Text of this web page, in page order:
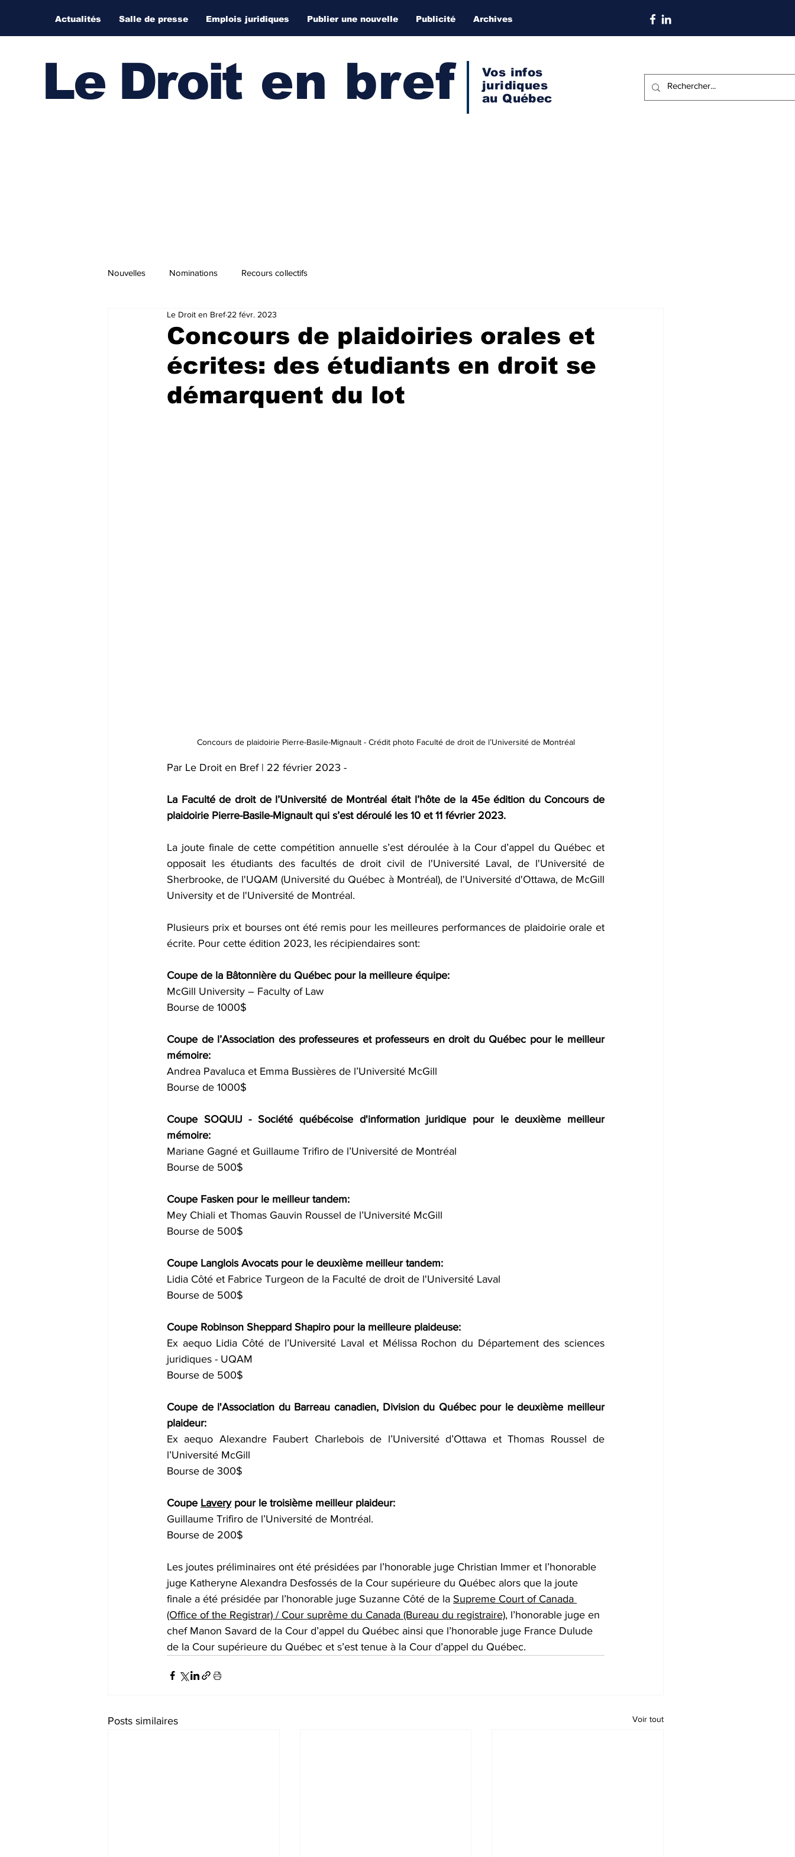
Actualités Salle de presse Emplois juridiques Publier une nouvelle Publicité Archives S'abonner aux nouvelles
Le Droit en bref
Vos infos
juridiques
au Québec
Nouvelles Nominations Recours collectifs
Concours de plaidoiries orales et
écrites: des étudiants en droit se
démarquent du lot
Le Droit en Bref 22 févr. 2023
Concours de plaidoirie Pierre-Basile-Mignault - Crédit photo Faculté de droit de l’Université de Montréal
Par Le Droit en Bref | 22 février 2023 -
La Faculté de droit de l’Université de Montréal était l’hôte de la 45e édition du Concours de
plaidoirie Pierre-Basile-Mignault qui s’est déroulé les 10 et 11 février 2023.
La joute finale de cette compétition annuelle s’est déroulée à la Cour d’appel du Québec et
opposait les étudiants des facultés de droit civil de l'Université Laval, de l'Université de
Sherbrooke, de l'UQAM (Université du Québec à Montréal), de l'Université d'Ottawa, de McGill
University et de l'Université de Montréal.
Plusieurs prix et bourses ont été remis pour les meilleures performances de plaidoirie orale et
écrite. Pour cette édition 2023, les récipiendaires sont:
Coupe de la Bâtonnière du Québec pour la meilleure équipe:
McGill University – Faculty of Law
Bourse de 1000$
Coupe de l’Association des professeures et professeurs en droit du Québec pour le meilleur
mémoire:
Andrea Pavaluca et Emma Bussières de l’Université McGill
Bourse de 1000$
Coupe SOQUIJ - Société québécoise d'information juridique pour le deuxième meilleur
mémoire:
Mariane Gagné et Guillaume Trifiro de l’Université de Montréal
Bourse de 500$
Coupe Fasken pour le meilleur tandem:
Mey Chiali et Thomas Gauvin Roussel de l’Université McGill
Bourse de 500$
Coupe Langlois Avocats pour le deuxième meilleur tandem:
Lidia Côté et Fabrice Turgeon de la Faculté de droit de l'Université Laval
Bourse de 500$
Coupe Robinson Sheppard Shapiro pour la meilleure plaideuse:
Ex aequo Lidia Côté de l’Université Laval et Mélissa Rochon du Département des sciences
juridiques - UQAM
Bourse de 500$
Coupe de l'Association du Barreau canadien, Division du Québec pour le deuxième meilleur
plaideur:
Ex aequo Alexandre Faubert Charlebois de l’Université d’Ottawa et Thomas Roussel de
l’Université McGill
Bourse de 300$
Coupe Lavery pour le troisième meilleur plaideur:
Guillaume Trifiro de l’Université de Montréal.
Bourse de 200$
Les joutes préliminaires ont été présidées par l’honorable juge Christian Immer et l’honorable
juge Katheryne Alexandra Desfossés de la Cour supérieure du Québec alors que la joute
finale a été présidée par l’honorable juge Suzanne Côté de la Supreme Court of Canada
(Office of the Registrar) / Cour suprême du Canada (Bureau du registraire), l’honorable juge en
chef Manon Savard de la Cour d’appel du Québec ainsi que l’honorable juge France Dulude
de la Cour supérieure du Québec et s’est tenue à la Cour d’appel du Québec.
Posts similaires Voir tout